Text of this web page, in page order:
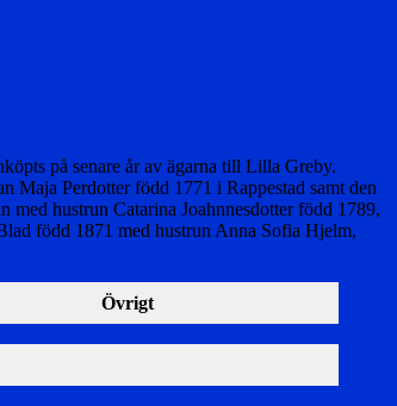
på senare år av ägarna till Lilla Greby.
Maja Perdotter född 1771 i Rappestad samt den
hustrun Catarina Joahnnesdotter född 1789,
född 1871 med hustrun Anna Sofia Hjelm,
Övrigt